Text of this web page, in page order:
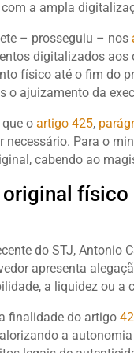
a ampla
– prosseguiu – nos
digitalizados
físico até o fim do
o ajuizamento da
que oartigo425,
necessário. Para o
cabendo ao
original
do STJ, Antonio
apresenta
a liquidez ou a
finalidade do artigo
a